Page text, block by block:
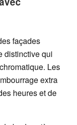
façades
distinctive qui
Les
extra
heures et de